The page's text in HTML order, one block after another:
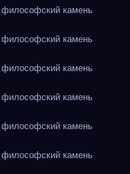
камень
камень
камень
камень
камень
камень